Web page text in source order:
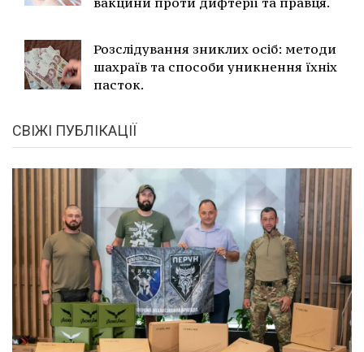
Розслідування зниклих осіб: методи
шахраїв та способи уникнення їхніх
пасток.
СВІЖІ ПУБЛІКАЦІЇ